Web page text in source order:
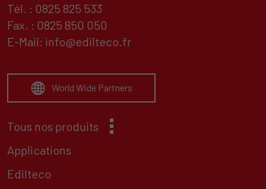
Tél. : 0825 825 533
Fax. : 0825 850 050
E-Mail: info@edilteco.fr
World Wide Partners
Tous nos produits
Applications
Edilteco